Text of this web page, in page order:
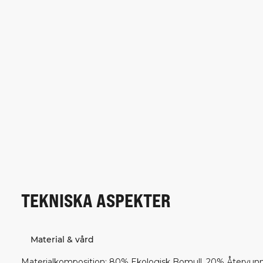
TEKNISKA ASPEKTER
Material & vård